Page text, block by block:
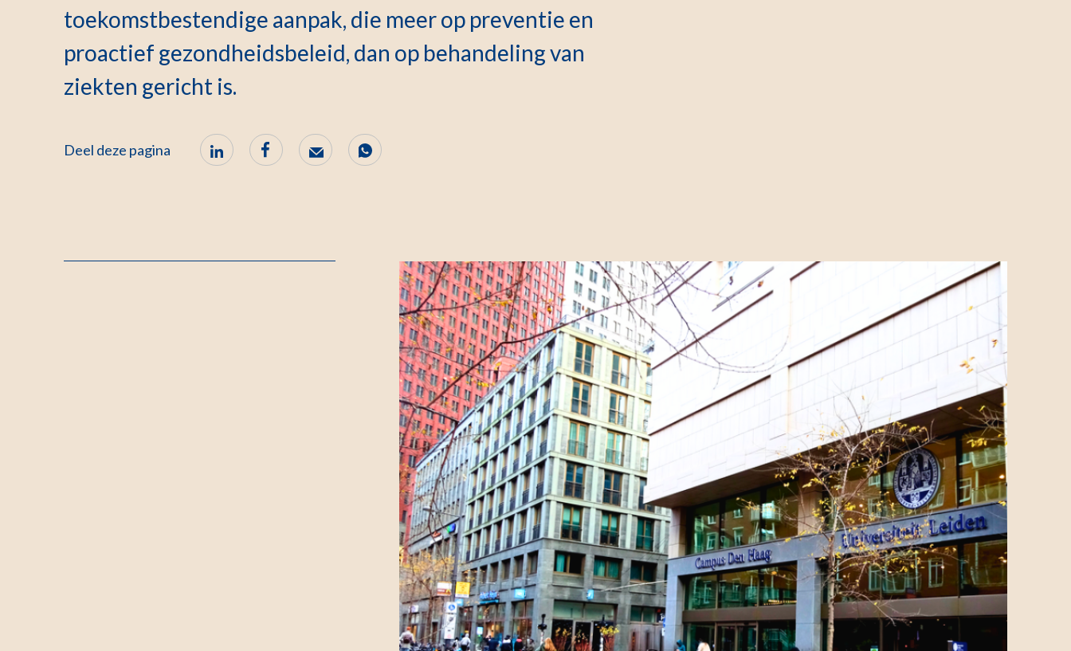
toekomstbestendige aanpak, die meer op preventie en
proactief gezondheidsbeleid, dan op behandeling van
ziekten gericht is.
Deel deze pagina